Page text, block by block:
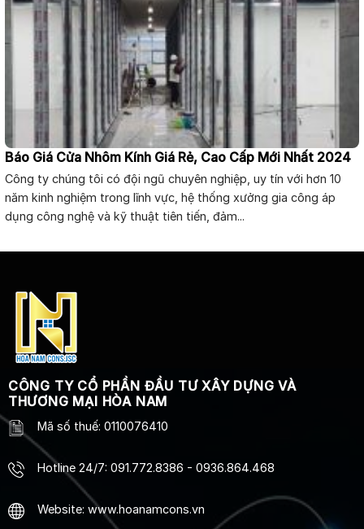
Báo Giá Cửa Nhôm Kính Giá Rẻ, Cao Cấp Mới Nhất 2024
Công ty chúng tôi có đội ngũ chuyên nghiệp, uy tín với hơn 10
năm kinh nghiệm trong lĩnh vực, hệ thống xưởng gia công áp
dụng công nghệ và kỹ thuật tiên tiến, đảm...
CÔNG TY CỔ PHẦN ĐẦU TƯ XÂY DỰNG VÀ
THƯƠNG MẠI HÒA NAM
Mã số thuế: 0110076410
Hotline 24/7: 091.772.8386 - 0936.864.468
Website: www.hoanamcons.vn